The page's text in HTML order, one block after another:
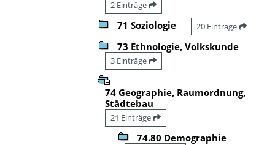
2 Einträge
71 Soziologie 20 Einträge
73 Ethnologie, Volkskunde
3 Einträge
74 Geographie, Raumordnung,
Städtebau
21 Einträge
74.80 Demographie